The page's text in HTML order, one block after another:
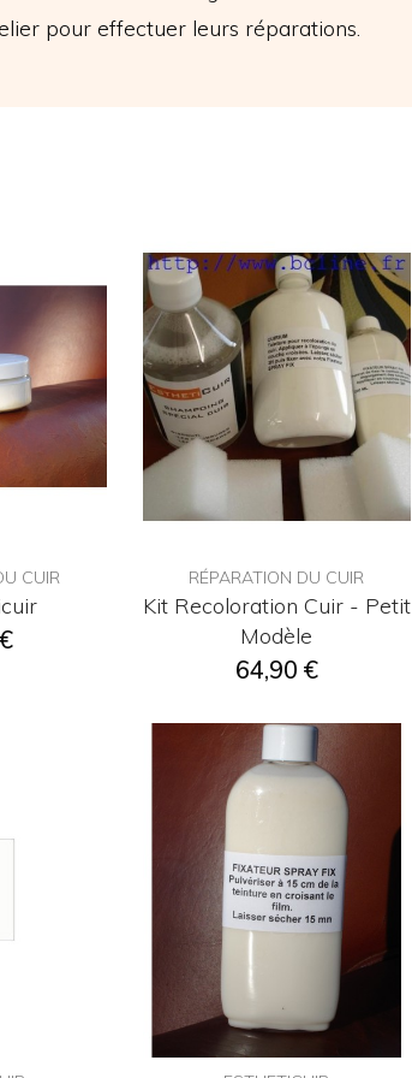
pour effectuer leurs réparations.
CUIR RÉPARATION DU CUIR
Kit Recoloration Cuir - Petit
Modèle
64,90 €